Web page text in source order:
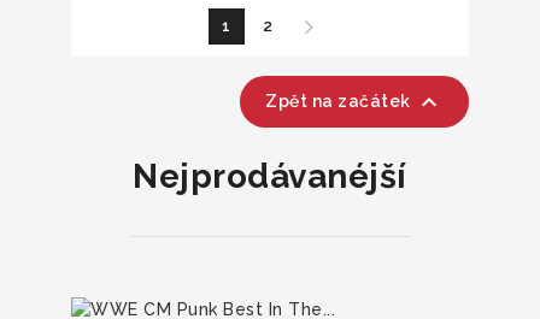
1 2
Zpět na začátek 
Nejprodávanéjší